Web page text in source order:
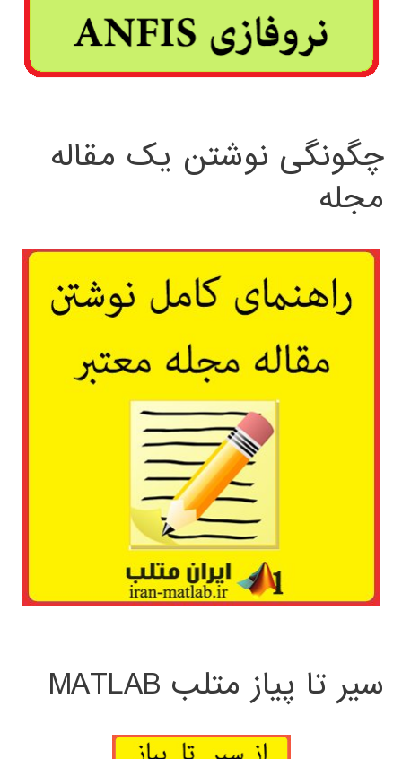
چگونگی نوشتن یک مقاله
مجله
سیر تا پیاز متلب MATLAB